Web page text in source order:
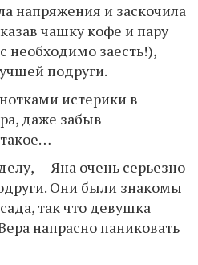
напряжения и заскочила
чашку кофе и пару
необходимо заесть!),
подруги.
истерики в
даже забыв
— Яна очень серьезно
Они были знакомы
так что девушка
напрасно паниковать